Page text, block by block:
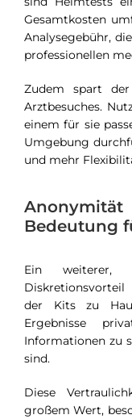
Gesamtkosten
Analysegebühr,
professionellen
Zudem spart
Arztbesuches.
einem für sie
Umgebung
und mehr
Bedeutung
Ein weiterer,
der Kits zu
Ergebnisse
Informationen zu
sind.
Diese
großem Wert,